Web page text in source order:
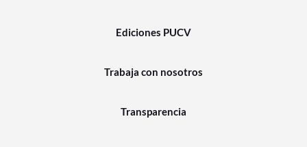
Ediciones PUCV
Trabaja con nosotros
Transparencia